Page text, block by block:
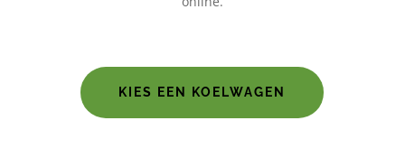
KIES EEN KOELWAGEN